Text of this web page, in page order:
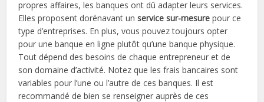
propres affaires, les banques ont dû adapter leurs services.
Elles proposent dorénavant unservice sur-mesure pour ce
type d’entreprises. En plus, vous pouvez toujours opter
pour une banque en ligne plutôt qu’une banque physique.
Tout dépend des besoins de chaque entrepreneur et de
son domaine d’activité. Notez que les frais bancaires sont
variables pour l’une ou l’autre de ces banques. Il est
recommandé de bien se renseigner auprès de ces